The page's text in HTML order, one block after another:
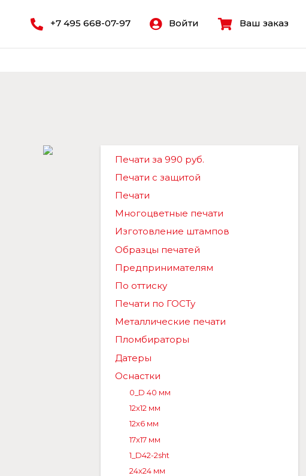
+7 495 668-07-97 Войти Ваш заказ
Печати за 990 руб.
Печати с защитой
Печати
Многоцветные печати
Изготовление штампов
Образцы печатей
Предпринимателям
По оттиску
Печати по ГОСТу
Металлические печати
Пломбираторы
Датеры
Оснастки
0_D 40 мм
12x12 мм
12x6 мм
17x17 мм
1_D42-2sht
24x24 мм